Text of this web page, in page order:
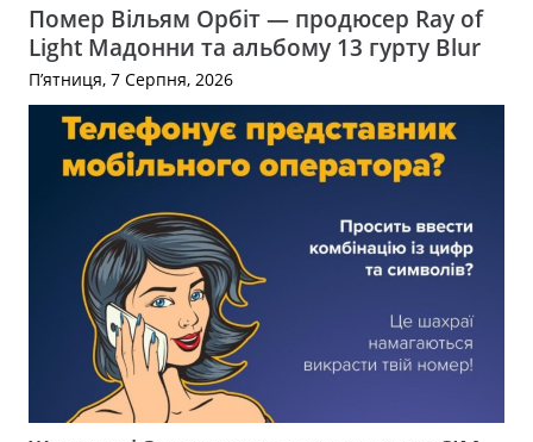
Помер Вільям Орбіт — продюсер Ray of
Light Мадонни та альбому 13 гурту Blur
П’ятниця, 7 Серпня, 2026